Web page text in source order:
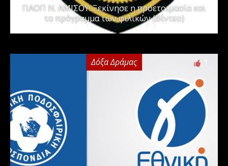
ΠΑΟΠ Ν. ΑΜΙΣΟΥ: Ξεκίνησε η προετοιμασία και
το πρόγραμμα των φιλικών (Βίντεο)
Δόξα Δράμας